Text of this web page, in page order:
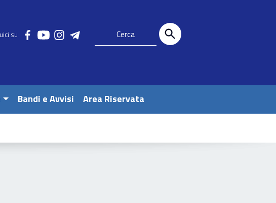
su
Bandi e Avvisi Area Riservata